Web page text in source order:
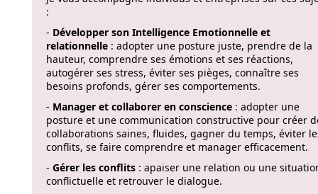
:
- Développer son Intelligence Emotionnelle et
relationnelle : adopter une posture juste, prendre de la
hauteur, comprendre ses émotions et ses réactions,
autogérer ses stress, éviter ses pièges, connaître ses
besoins profonds, gérer ses comportements.
- Manager et collaborer en conscience : adopter une
posture et une communication constructive pour créer
collaborations saines, fluides, gagner du temps, éviter
conflits, se faire comprendre et manager efficacement.
- Gérer les conflits : apaiser une relation ou une
conflictuelle et retrouver le dialogue.